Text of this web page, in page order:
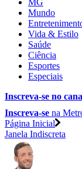
Mundo
Vida & Estilo
Saúde
Ciência
Esportes
Especiais
Inscreva-se no
Inscreva-se na
Página Inicial
Janela Indiscreta